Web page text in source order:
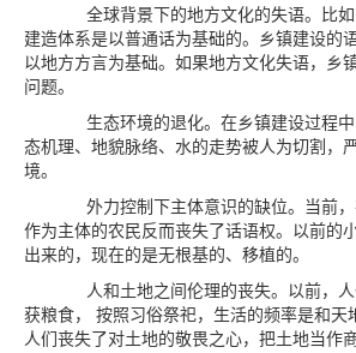
全球背景下的地方文化的失语。比如
建造体系是以普通话为基础的。乡镇建设的
以地方方言为基础。如果地方文化失语，乡
问题。
生态环境的退化。在乡镇建设过程中
态机理、地貌脉络、水的走势被人为切割，
境。
外力控制下主体意识的缺位。当前，
作为主体的农民反而丧失了话语权。以前的
出来的，现在的是无根基的、移植的。
人和土地之间伦理的丧失。以前，
获粮食， 按照习俗祭祀，生活的频率是和天
人们丧失了对土地的敬畏之心，把土地当作